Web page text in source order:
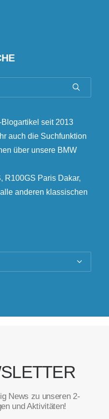
seit 2013
auch die Suchfunktion
über unsere BMW
R100GS Paris Dakar,
anderen klassischen
News zu unseren 2-
und Aktivitäten!